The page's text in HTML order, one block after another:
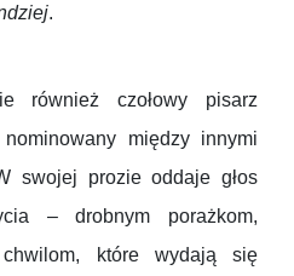
.
również czołowy pisarz
między innymi
swojej prozie oddaje głos
– drobnym porażkom,
chwilom, które wydają się